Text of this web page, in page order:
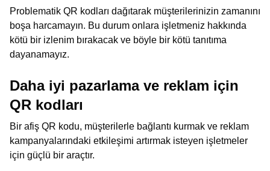
Problematik QR kodları dağıtarak müşterilerinizin zamanını
boşa harcamayın. Bu durum onlara işletmeniz hakkında
kötü bir izlenim bırakacak ve böyle bir kötü tanıtıma
dayanamayız.
Daha iyi pazarlama ve reklam için
QR kodları
Bir afiş QR kodu, müşterilerle bağlantı kurmak ve reklam
kampanyalarındaki etkileşimi artırmak isteyen işletmeler
için güçlü bir araçtır.